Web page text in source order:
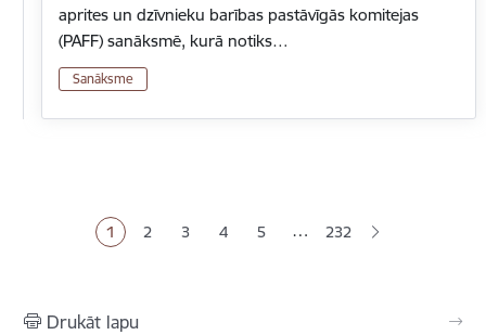
aprites un dzīvnieku barības pastāvīgās komitejas
(PAFF) sanāksmē, kurā notiks…
Sanāksme
Pašreizējā lapa
1 Lapa
2 Lapa
3 Lapa
4 Lapa
5 … 232
Drukāt lapu